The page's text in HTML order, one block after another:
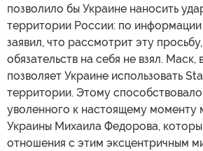
позволило бы Украине наносить
территории России: по
заявил, что рассмотрит эту
обязательств на себя не взял. Маск,
позволяет Украине использовать
территории. Этому
уволенного к настоящему моменту
Украины Михаила Федорова,
отношения с этим эксцентричным